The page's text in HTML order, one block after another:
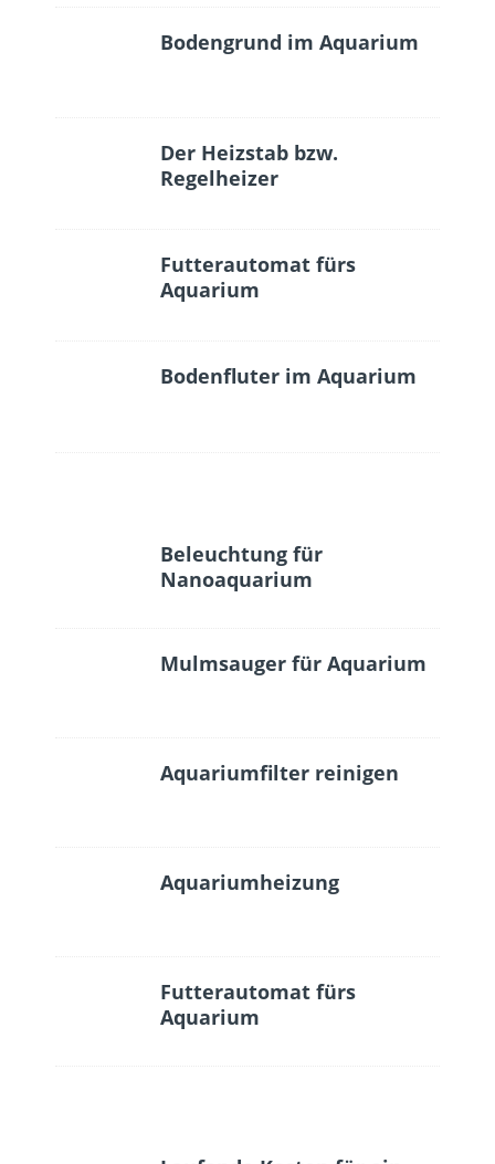
Bodengrund im Aquarium
Der Heizstab bzw.
Regelheizer
Futterautomat fürs
Aquarium
Bodenfluter im Aquarium
Beleuchtung für
Nanoaquarium
Mulmsauger für Aquarium
Aquariumfilter reinigen
Aquariumheizung
Futterautomat fürs
Aquarium